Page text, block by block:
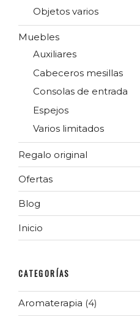
Objetos varios
Muebles
Auxiliares
Cabeceros mesillas
Consolas de entrada
Espejos
Varios limitados
Regalo original
Ofertas
Blog
Inicio
CATEGORÍAS
Aromaterapia (4)